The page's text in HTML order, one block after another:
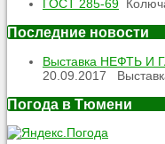
ГОСТ 285-69
Последние новости
Выставка НЕФТЬ И
20.09.2017
Погода в Тюмени